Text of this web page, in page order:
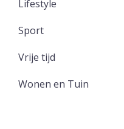
Lifestyle
Sport
Vrije tijd
Wonen en Tuin